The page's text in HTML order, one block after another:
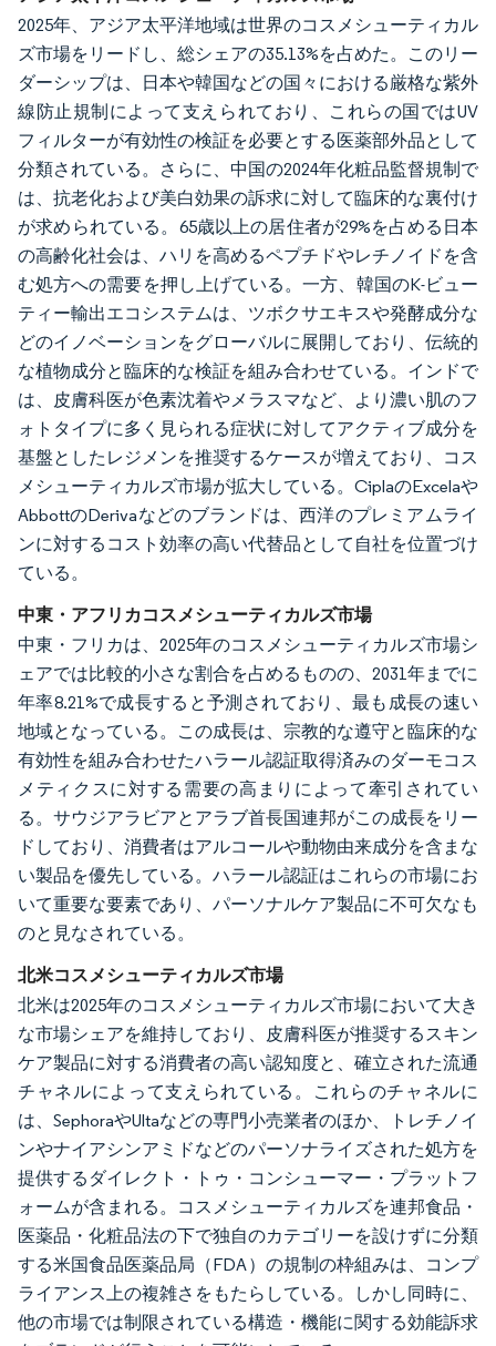
2025年、アジア太平洋地域は世界のコスメシューティカル
ズ市場をリードし、総シェアの35.13%を占めた。このリー
ダーシップは、日本や韓国などの国々における厳格な紫外
線防止規制によって支えられており、これらの国ではUV
フィルターが有効性の検証を必要とする医薬部外品として
分類されている。さらに、中国の2024年化粧品監督規制で
は、抗老化および美白効果の訴求に対して臨床的な裏付け
が求められている。65歳以上の居住者が29%を占める日本
の高齢化社会は、ハリを高めるペプチドやレチノイドを含
む処方への需要を押し上げている。一方、韓国のK-ビュー
ティー輸出エコシステムは、ツボクサエキスや発酵成分な
どのイノベーションをグローバルに展開しており、伝統的
な植物成分と臨床的な検証を組み合わせている。インドで
は、皮膚科医が色素沈着やメラスマなど、より濃い肌のフ
ォトタイプに多く見られる症状に対してアクティブ成分を
基盤としたレジメンを推奨するケースが増えており、コス
メシューティカルズ市場が拡大している。CiplaのExcelaや
AbbottのDerivaなどのブランドは、西洋のプレミアムライ
ンに対するコスト効率の高い代替品として自社を位置づけ
ている。
中東・アフリカコスメシューティカルズ市場
中東・フリカは、2025年のコスメシューティカルズ市場シ
ェアでは比較的小さな割合を占めるものの、2031年までに
年率8.21%で成長すると予測されており、最も成長の速い
地域となっている。この成長は、宗教的な遵守と臨床的な
有効性を組み合わせたハラール認証取得済みのダーモコス
メティクスに対する需要の高まりによって牽引されてい
る。サウジアラビアとアラブ首長国連邦がこの成長をリー
ドしており、消費者はアルコールや動物由来成分を含まな
い製品を優先している。ハラール認証はこれらの市場にお
いて重要な要素であり、パーソナルケア製品に不可欠なも
のと見なされている。
北米コスメシューティカルズ市場
北米は2025年のコスメシューティカルズ市場において大き
な市場シェアを維持しており、皮膚科医が推奨するスキン
ケア製品に対する消費者の高い認知度と、確立された流通
チャネルによって支えられている。これらのチャネルに
は、SephoraやUltaなどの専門小売業者のほか、トレチノイ
ンやナイアシンアミドなどのパーソナライズされた処方を
提供するダイレクト・トゥ・コンシューマー・プラットフ
ォームが含まれる。コスメシューティカルズを連邦食品・
医薬品・化粧品法の下で独自のカテゴリーを設けずに分類
する米国食品医薬品局（FDA）の規制の枠組みは、コンプ
ライアンス上の複雑さをもたらしている。しかし同時に、
他の市場では制限されている構造・機能に関する効能訴求